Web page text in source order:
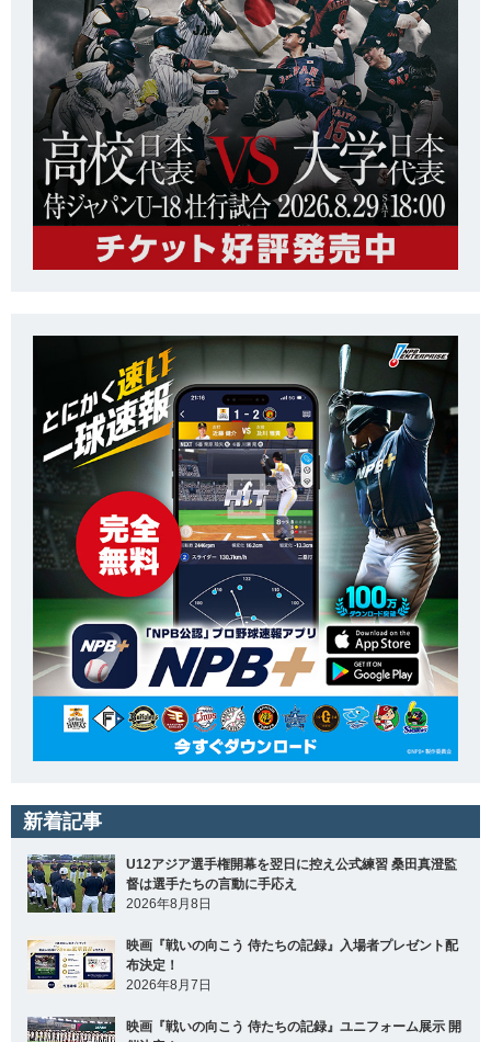
新着記事
U12アジア選手権開幕を翌日に控え公式練習 桑田真澄監
督は選手たちの言動に手応え
2026年8月8日
映画『戦いの向こう 侍たちの記録』入場者プレゼント配
布決定！
2026年8月7日
映画『戦いの向こう 侍たちの記録』ユニフォーム展示 開